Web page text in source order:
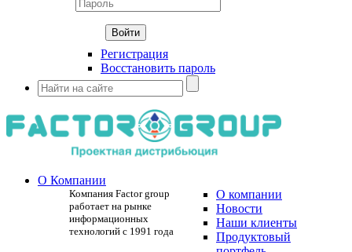
Регистрация
Восстановить пароль
О Компании
Компания Factor group
работает на рынке
информационных
технологий с 1991 года
О компании
Новости
Наши клиенты
Продуктовый